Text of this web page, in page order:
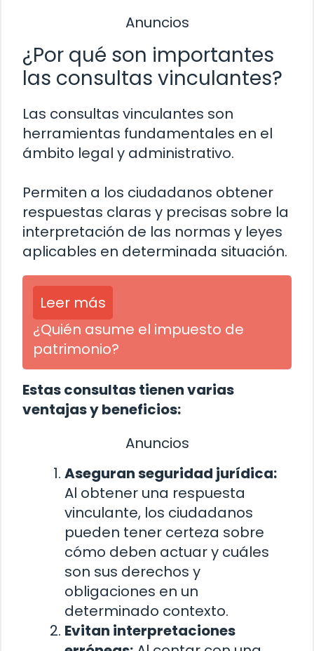
Anuncios
¿Por qué son importantes
las consultas vinculantes?
Las consultas vinculantes son
herramientas fundamentales en el
ámbito legal y administrativo.
Permiten a los ciudadanos obtener
respuestas claras y precisas sobre la
interpretación de las normas y leyes
aplicables en determinada situación.
Leer más
¿Quién asume el impuesto de
patrimonio?
Estas consultas tienen varias
ventajas y beneficios:
Anuncios
Aseguran seguridad jurídica:
Al obtener una respuesta
vinculante, los ciudadanos
pueden tener certeza sobre
cómo deben actuar y cuáles
son sus derechos y
obligaciones en un
determinado contexto.
Evitan interpretaciones